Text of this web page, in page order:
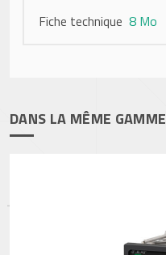
Fiche technique 8 Mo
DANS LA MÊME GAMME